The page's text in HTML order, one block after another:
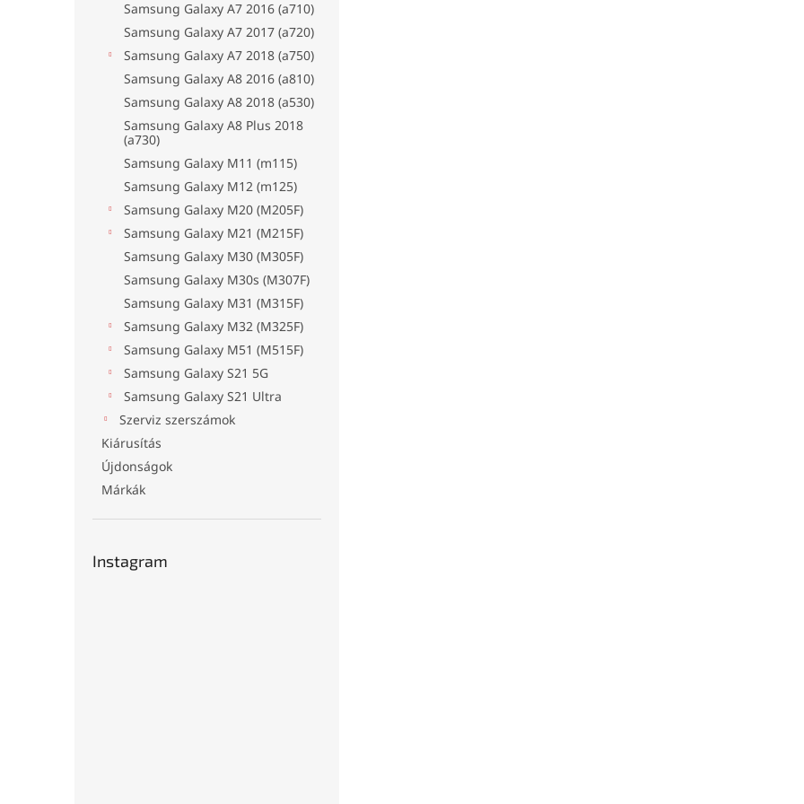
Samsung Galaxy A7 2016 (a710)
Samsung Galaxy A7 2017 (a720)
Samsung Galaxy A7 2018 (a750)
Samsung Galaxy A8 2016 (a810)
Samsung Galaxy A8 2018 (a530)
Samsung Galaxy A8 Plus 2018
(a730)
Samsung Galaxy M11 (m115)
Samsung Galaxy M12 (m125)
Samsung Galaxy M20 (M205F)
Samsung Galaxy M21 (M215F)
Samsung Galaxy M30 (M305F)
Samsung Galaxy M30s (M307F)
Samsung Galaxy M31 (M315F)
Samsung Galaxy M32 (M325F)
Samsung Galaxy M51 (M515F)
Samsung Galaxy S21 5G
Samsung Galaxy S21 Ultra
Szerviz szerszámok
Kiárusítás
Újdonságok
Márkák
Instagram